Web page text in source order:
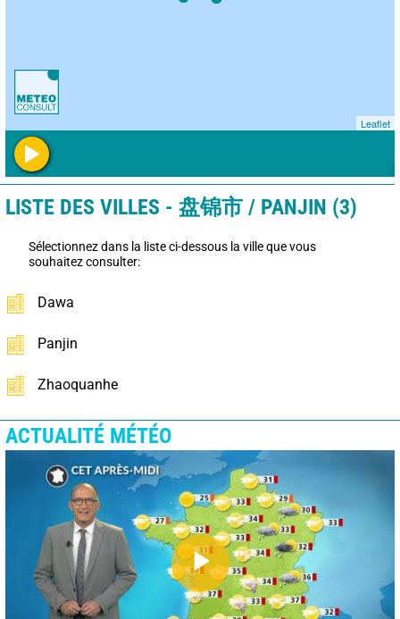
Leaflet
LISTE DES VILLES - 盘锦市 / PANJIN (3)
Sélectionnez dans la liste ci-dessous la ville que vous
souhaitez consulter:
Dawa
Panjin
Zhaoquanhe
ACTUALITÉ MÉTÉO